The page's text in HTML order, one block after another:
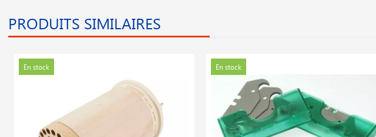
PRODUITS SIMILAIRES
En stock En stock